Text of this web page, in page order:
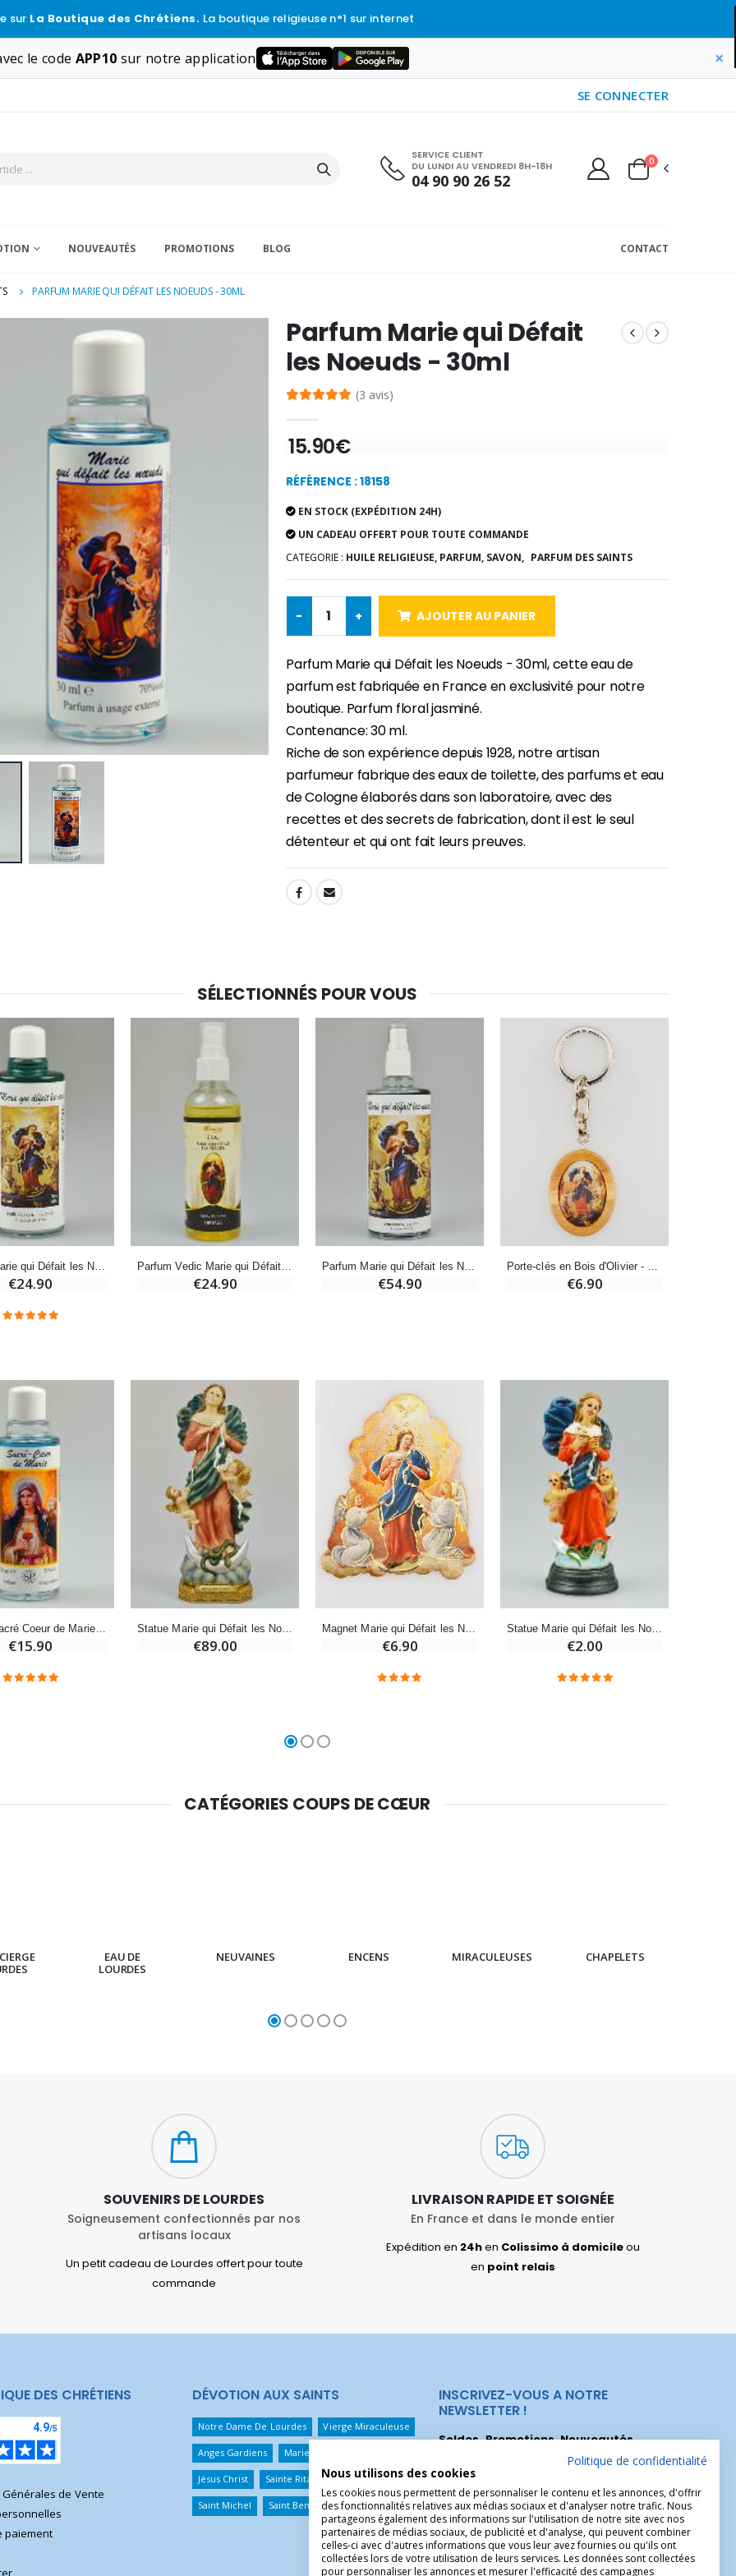
sur La Boutique des Chrétiens. La boutique religieuse n°1 sur internet
le code APP10 sur notre application ×
SE CONNECTER
SERVICE CLIENT
DU LUNDI AU VENDREDI 8H-18H
04 90 90 26 52
0
NOUVEAUTÉS PROMOTIONS BLOG CONTACT
PARFUM MARIE QUI DÉFAIT LES NOEUDS - 30ML
€7.00
Déposez votre Neuvaine à Lourdes
€7.90
-10%
€4.95
-25%
Huile d'Onction
€9.90
€4.90
6 Bougies Teintées Masse Couleur Blanche
€12.90
€130.00
€5.00
€23.00
Une bougie 150 gr et votre Prière déposées à Lourdes
€10.00 €7.00
Déposez votre Neuvaine à Lourdes
€4.95
Huile d'Onction
€9.90
€4.90
Parfum Marie qui Défait
les Noeuds - 30ml
(3 avis)
15.90€
RÉFÉRENCE : 18158
EN STOCK (EXPÉDITION 24H)
UN CADEAU OFFERT POUR TOUTE COMMANDE
CATEGORIE : HUILE RELIGIEUSE, PARFUM, SAVON, PARFUM DES SAINTS
- + AJOUTER AU PANIER
Parfum Marie qui Défait les Noeuds - 30ml, cette eau de
parfum est fabriquée en France en exclusivité pour notre
boutique. Parfum floral jasminé.
Contenance: 30 ml.
Riche de son expérience depuis 1928, notre artisan
parfumeur fabrique des eaux de toilette, des parfums et eau
de Cologne élaborés dans son laboratoire, avec des
recettes et des secrets de fabrication, dont il est le seul
détenteur et qui ont fait leurs preuves.
SHARE:
SÉLECTIONNÉS POUR VOUS
Parfum Marie qui Défait les Noeuds
€24.90
Parfum Vedic Marie qui Défait les Noeuds
€24.90
Parfum Marie qui Défait les Noeuds - Spray 250 ml
€54.90 €6.90
Parfum Sacré Coeur de Marie - 30ml
€15.90
Statue Marie qui Défait les Noeuds - 30 cm
€89.00
Magnet Marie qui Défait les Noeuds
€6.90
Statue Marie qui Défait les Noeuds - 5cm
€2.00
CATÉGORIES COUPS DE CŒUR
EAU DE
LOURDES
NEUVAINES ENCENS MIRACULEUSES CHAPELETS
SOUVENIRS DE LOURDES
Soigneusement confectionnés par nos
artisans locaux
Un petit cadeau de Lourdes offert pour toute
commande
LIVRAISON RAPIDE ET SOIGNÉE
En France et dans le monde entier
Expédition en 24hen Colissimo à domicileou
en point relais
DES CHRÉTIENS
de Vente
paiement
DÉVOTION AUX SAINTS
Notre Dame De Lourdes Vierge Miraculeuse
Anges Gardiens Marie Qui Défait Les Noeuds
Jésus Christ Sainte Rita Sainte Thérèse
Saint Michel Saint Benoît Saint Christophe
INSCRIVEZ-VOUS A NOTRE
NEWSLETTER !
Soldes, Promotions, Nouveautés...
Inscrivez-vous maintenant pour recevoir
nos meilleures offres.
Politique de confidentialité
Nous utilisons des cookies
Les cookies nous permettent de personnaliser le contenu et les annonces, d'offrir
des fonctionnalités relatives aux médias sociaux et d'analyser notre trafic. Nous
partageons également des informations sur l'utilisation de notre site avec nos
partenaires de médias sociaux, de publicité et d'analyse, qui peuvent combiner
celles-ci avec d'autres informations que vous leur avez fournies ou qu'ils ont
collectées lors de votre utilisation de leurs services. Les données sont collectées
pour personnaliser les annonces et mesurer l'efficacité des campagnes